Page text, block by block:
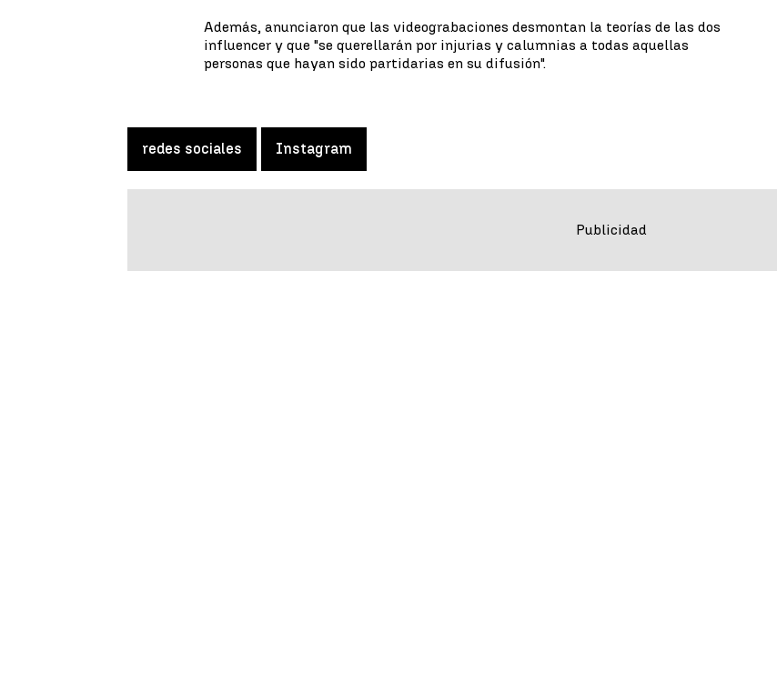
Además, anunciaron que las videograbaciones desmontan la teorías de las dos
influencer y que "se querellarán por injurias y calumnias a todas aquellas
personas que hayan sido partidarias en su difusión".
redes sociales Instagram